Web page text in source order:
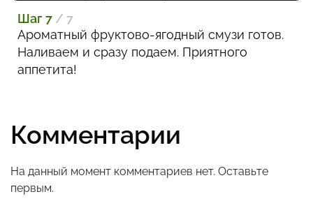
Шаг 7 / 7
Ароматный фруктово-ягодный смузи готов.
Наливаем и сразу подаем. Приятного
аппетита!
Комментарии
На данный момент комментариев нет. Оставьте
первым.